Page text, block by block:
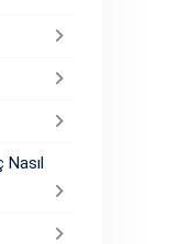
Nasıl